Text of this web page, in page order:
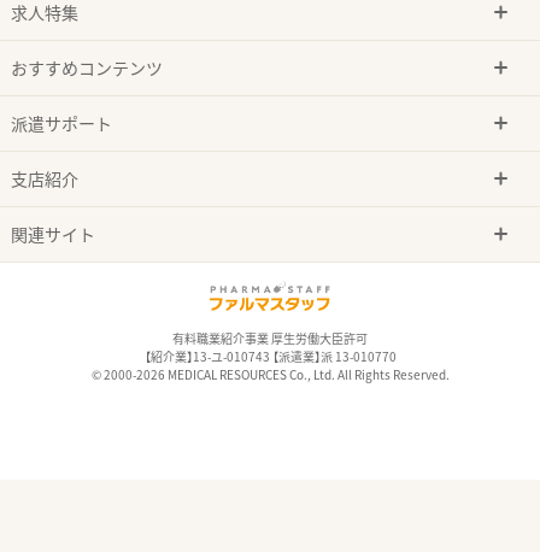
求人特集
おすすめコンテンツ
派遣サポート
支店紹介
関連サイト
有料職業紹介事業 厚生労働大臣許可
【紹介業】13-ユ-010743 【派遣業】派 13-010770
© 2000-2026 MEDICAL RESOURCES Co., Ltd. All Rights Reserved.